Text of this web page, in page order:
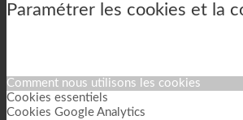
Paramétrer les cookies et la
Comment nous utilisons les cookies
Cookies essentiels
Cookies Google Analytics